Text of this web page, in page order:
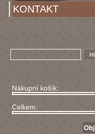
KONTAKT
Nákupní košík:
Celkem: